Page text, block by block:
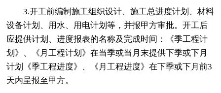
3.开工前编制施工组织设计、施工总进度计划、材料
设备计划、用水、用电计划等，并报甲方审批。开工后
应提供计划、进度报表的名称及完成时间：《季工程计
划》、《月工程计划》在当季或当月末提供下季或下月
计划《季工程进度》、《月工程进度》在下季或下月前3
天内呈报至甲方。